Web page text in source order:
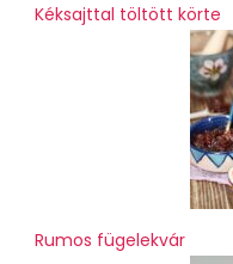
Kéksajttal töltött körte
Rumos fügelekvár